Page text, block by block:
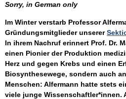
Sorry, in German only
Im Winter verstarb Professor
Gründungsmitglieder unserer
In ihrem Nachruf erinnert Prof. Dr.
einen Pionier der Produktion
Herz und gegen Krebs und einen
Biosynthesewege, sondern auch
Menschen: Alfermann hatte stets
viele junge Wissenschaftler*innen.